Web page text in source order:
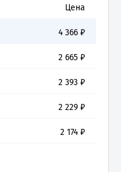
Цена
4 366 ₽
2 665 ₽
2 393 ₽
2 229 ₽
2 174 ₽